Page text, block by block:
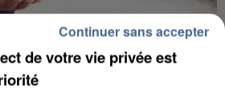
DE LA DZ MAFIA
de votre vie privée est
Continuer sans accepter